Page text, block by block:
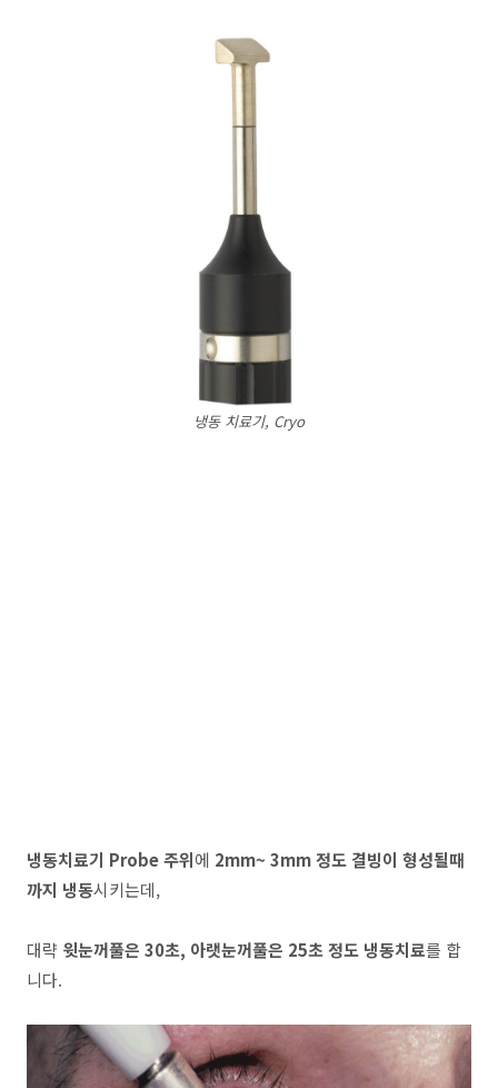
냉동 치료기 , Cryo
냉동치료기 Probe 주위에 2mm~ 3mm 정도 결빙이 형성될때
까지 냉동시키는데,
대략 윗눈꺼풀은 30초, 아랫눈꺼풀은 25초 정도 냉동치료를 합
니다.